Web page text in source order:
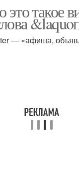
это такое
— «афиша,